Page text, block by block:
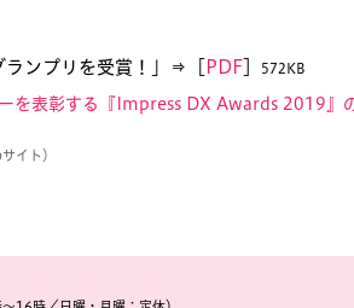
ンプリを受賞！」⇒［ PDF 572KB
を表彰する『Impress DX Awards 2019』
イト）